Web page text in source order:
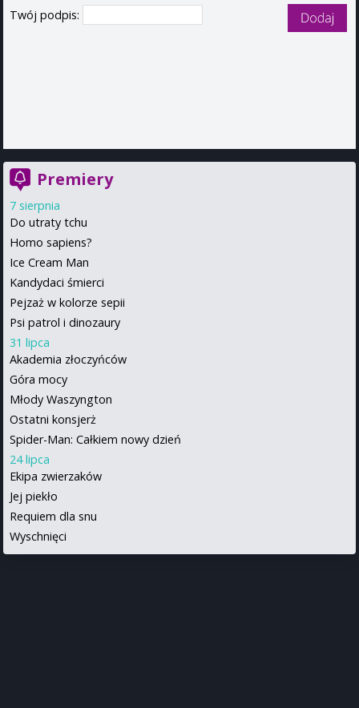
Twój podpis:
Premiery
7 sierpnia
Do utraty tchu
Homo sapiens?
Ice Cream Man
Kandydaci śmierci
Pejzaż w kolorze sepii
Psi patrol i dinozaury
31 lipca
Akademia złoczyńców
Góra mocy
Młody Waszyngton
Ostatni konsjerż
Spider-Man: Całkiem nowy dzień
24 lipca
Ekipa zwierzaków
Jej piekło
Requiem dla snu
Wyschnięci